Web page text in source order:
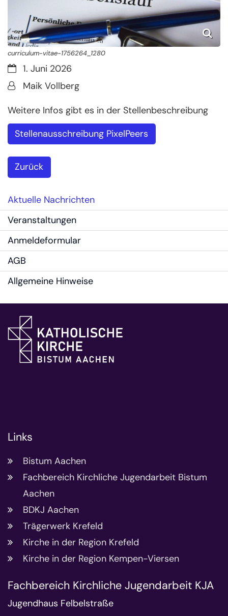
curriculum-vitae-1756264_1280
Datum:1. Juni 2026
Von:Maik Vollberg
Weitere Infos gibt es in der Stellenbeschreibung
Stellenausschreibung PixelPeers
Zurück
Aktuelle Nachrichten
Veranstaltungen
Anmeldeformular
AGB
Allgemeine Hinweise
Links
Bistum Aachen
Fachbereich Kirchliche Jugendarbeit Bistum
Aachen
BDKJ Aachen
Trägerwerk Krefeld
Kirche in der Region Krefeld
Kirche in der Region Kempen-Viersen
Fachbereich Kirchliche Jugendarbeit KJA
Jugendhaus Felbelstraße